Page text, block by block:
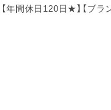
年間休日120日★】【ブラ